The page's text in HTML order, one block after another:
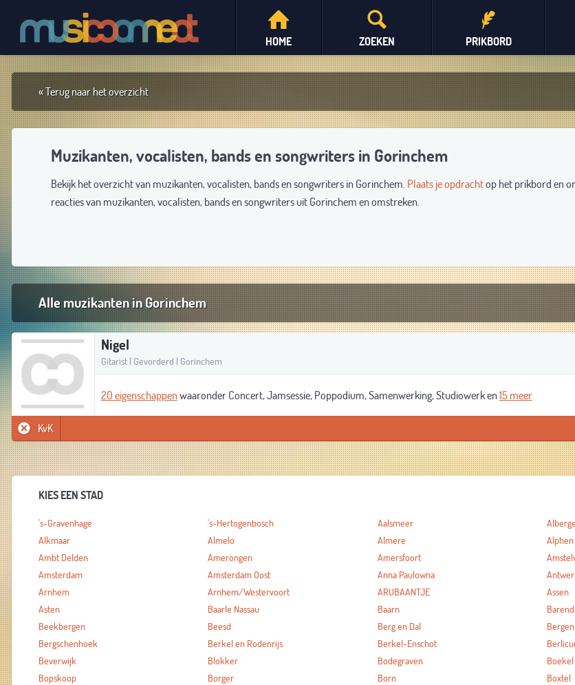
PRIKBORD
ZOEKEN
HOME
« Terug naar het overzicht
Muzikanten, vocalisten, bands en songwriters in Gorinchem
Bekijk het overzicht van muzikanten, vocalisten, bands en songwriters in Gorinchem. Plaats je opdrachtop het prikbord en
reacties van muzikanten, vocalisten, bands en songwriters uit Gorinchem en omstreken.
Alle muzikanten in Gorinchem
Nigel
Gitarist | Gevorderd | Gorinchem
20 eigenschappenwaaronder Concert, Jamsessie, Poppodium, Samenwerking, Studiowerk en15 meer
KvK
KIES EEN STAD
's-Gravenhage 's-Hertogenbosch Aalsmeer
Alkmaar
Almelo Almere Alphen
Ambt Delden
Amerongen Amersfoort
Amsterdam
Amsterdam Oost Anna Paulowna
Arnhem
Arnhem/Westervoort ARUBAANTJE Assen
Asten
Baarle Nassau Baarn
Beekbergen
Beesd Berg en Dal Bergen
Bergschenhoek
Berkel en Rodenrijs Berkel-Enschot
Beverwijk
Blokker Bodegraven Boekel
Bopskoop
Borger Born Boxtel